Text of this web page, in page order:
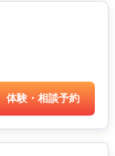
体験・相談予約